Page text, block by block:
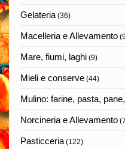
Gelateria(36)
Macelleria e Allevamento
Mare, fiumi, laghi (9)
Mieli e conserve (44)
Mulino: farine, pasta,
Norcineria e Allevamento
Pasticceria(122)